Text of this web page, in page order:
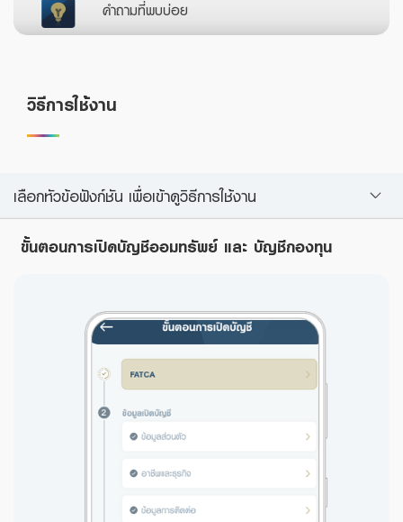
คำถามที่พบบ่อย
วิธีการใช้งาน
เลือกหัวข้อฟังก์ชัน เพื่อเข้าดูวิธีการใช้งาน
ขั้นตอนการเปิดบัญชีออมทรัพย์ และ บัญชีกองทุน